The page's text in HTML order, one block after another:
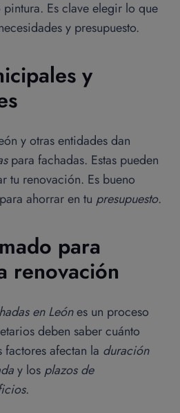
Es clave elegir lo que
y presupuesto.
y
y otras entidades dan
para fachadas. Estas pueden
tu renovación. Es bueno
ahorrar en tu presupuesto.
para
renovación
en Leónes un proceso
deben saber cuánto
afectan la duración
y los plazos de
.